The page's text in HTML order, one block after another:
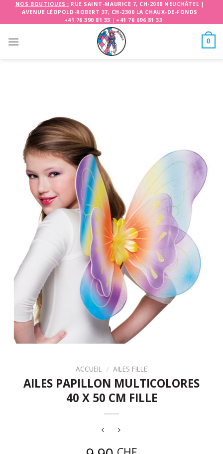
NOS BOUTIQUES : RUE SAINT-MAURICE 7, CH-2000 NEUCHÂTEL |
AVENUE LÉOPOLD-ROBERT 37, CH-2300 LA CHAUX-DE-FONDS
+41 76 390 81 33 | +41 76 696 81 33
0
ACCUEIL / AILES FILLE
AILES PAPILLON MULTICOLORES
40 X 50 CM FILLE